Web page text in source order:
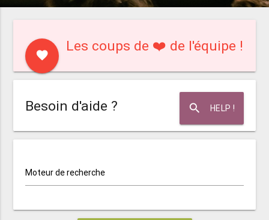
favorite
Les coups de ❤️ de l'équipe !
search HELP !
Besoin d'aide ?
Moteur de recherche